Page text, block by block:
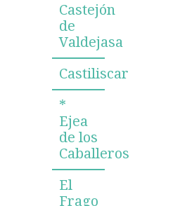
Castejón
de
Valdejasa
Castiliscar
*
Ejea
de los
Caballeros
El
Frago